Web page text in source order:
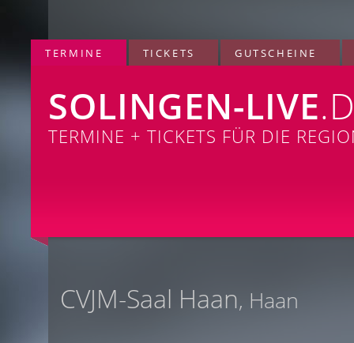
TERMINE TICKETS GUTSCHEINE
SOLINGEN-LIVE
TERMINE + TICKETS FÜR DIE
CVJM-Saal Haan, Haan